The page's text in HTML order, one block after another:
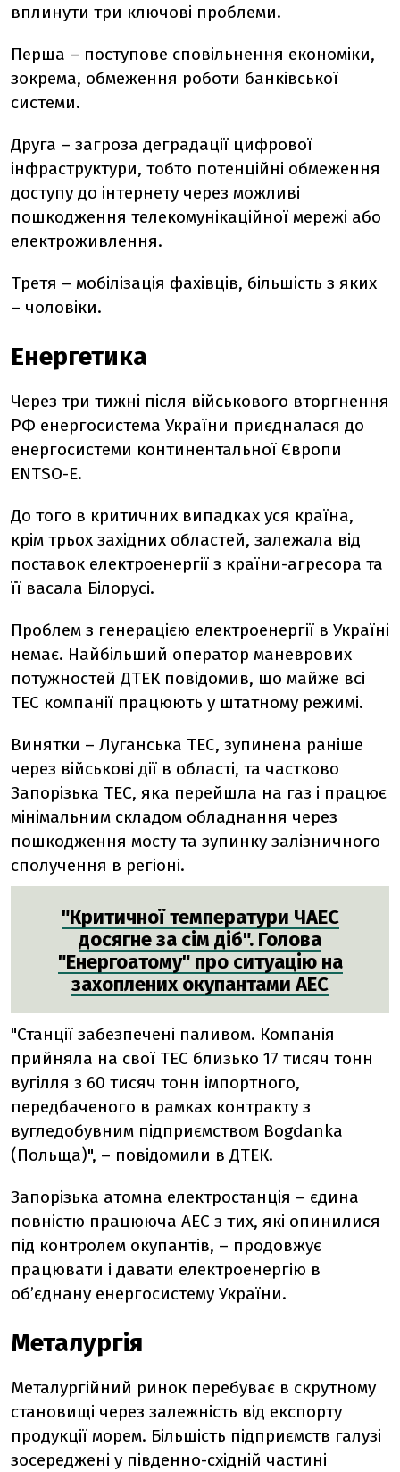
вплинути три ключові проблеми.
Перша – поступове сповільнення економіки,
зокрема, обмеження роботи банківської
системи.
Друга – загроза деградації цифрової
інфраструктури, тобто потенційні обмеження
доступу до інтернету через можливі
пошкодження телекомунікаційної мережі або
електроживлення.
Третя – мобілізація фахівців, більшість з яких
– чоловіки.
Енергетика
Через три тижні після військового вторгнення
РФ енергосистема України приєдналася до
енергосистеми континентальної Європи
ENTSO-E.
До того в критичних випадках уся країна,
крім трьох західних областей, залежала від
поставок електроенергії з країни-агресора та
її васала Білорусі.
Проблем з генерацією електроенергії в Україні
немає. Найбільший оператор маневрових
потужностей ДТЕК повідомив, що майже всі
ТЕС компанії працюють у штатному режимі.
Винятки – Луганська ТЕС, зупинена раніше
через військові дії в області, та частково
Запорізька ТЕС, яка перейшла на газ і працює
мінімальним складом обладнання через
пошкодження мосту та зупинку залізничного
сполучення в регіоні.
"Критичної температури ЧАЕС
досягне за сім діб". Голова
"Енергоатому" про ситуацію на
захоплених окупантами АЕС
"Станції забезпечені паливом. Компанія
прийняла на свої ТЕС близько 17 тисяч тонн
вугілля з 60 тисяч тонн імпортного,
передбаченого в рамках контракту з
вугледобувним підприємством Bogdanka
(Польща)", – повідомили в ДТЕК.
Запорізька атомна електростанція – єдина
повністю працююча АЕС з тих, які опинилися
під контролем окупантів, – продовжує
працювати і давати електроенергію в
об’єднану енергосистему України.
Металургія
Металургійний ринок перебуває в скрутному
становищі через залежність від експорту
продукції морем. Більшість підприємств галузі
зосереджені у південно-східній частині